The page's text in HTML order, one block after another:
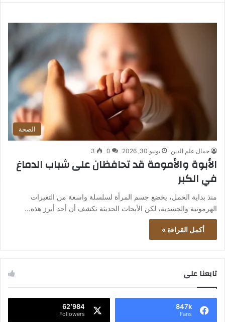
الصحة
جمال علم الدين يونيو 30, 2026 0
3
الأبوة والأمومة قد تحافظان على شباب الدماغ
في الكبر
منذ بداية الحمل، يخضع جسم المرأة لسلسلة واسعة من التغيرات
الهرمونية والجسدية، لكن الأبحاث الحديثة تكشف أن أحد أبرز هذه…
أكمل القراءة »
تابعنا على
847k
Fans
62٬984
Followers